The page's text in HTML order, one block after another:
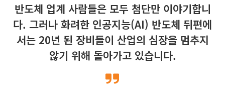
반도체 업계 사람들은 모두 첨단만 이야기합니
다. 그러나 화려한 인공지능(AI) 반도체 뒤편에
서는 20년 된 장비들이 산업의 심장을 멈추지
않기 위해 돌아가고 있습니다.